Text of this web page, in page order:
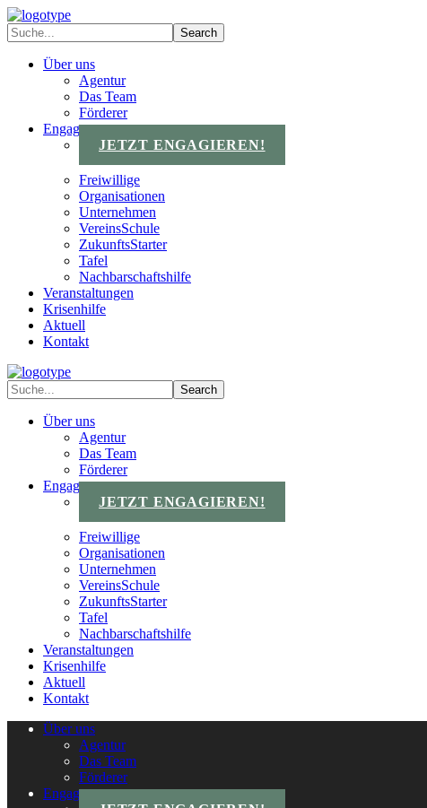
Über uns
Agentur
Das Team
Förderer
Engagements
JETZT ENGAGIEREN!
Freiwillige
Organisationen
Unternehmen
VereinsSchule
ZukunftsStarter
Tafel
Nachbarschaftshilfe
Veranstaltungen
Krisenhilfe
Aktuell
Kontakt
Über uns
Agentur
Das Team
Förderer
Engagements
JETZT ENGAGIEREN!
Freiwillige
Organisationen
Unternehmen
VereinsSchule
ZukunftsStarter
Tafel
Nachbarschaftshilfe
Veranstaltungen
Krisenhilfe
Aktuell
Kontakt
Über uns
Agentur
Das Team
Förderer
Engagements